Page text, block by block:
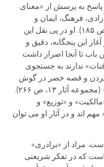
پاسخ به پرسش از «معنای
فرهنگ، ایمان و
دوست داشتن» (مجموعه آثار ۱، ص ۱۸۵). او در پی نقل این
این پنجگانه، دقیق و
تا آنجا اصرار داشت
ندارند به جستجوی
کردن و قصه خضر در گوش
شان خواندن، شیطنت بدی است» (مجموعه آثار ۱۳، ص ۲۶۶).
و «توزیع» و
اند و در آثار او می توان
مراد از «برادری»
که در تفکر شریعتی